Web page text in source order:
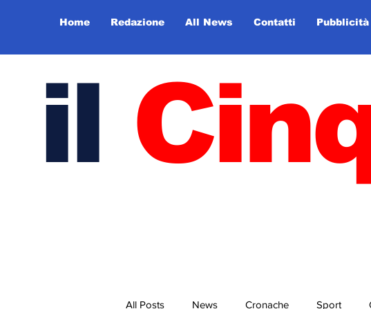
Home Redazione All News Contatti Pubblicità
il
All Posts News Cronache Sport